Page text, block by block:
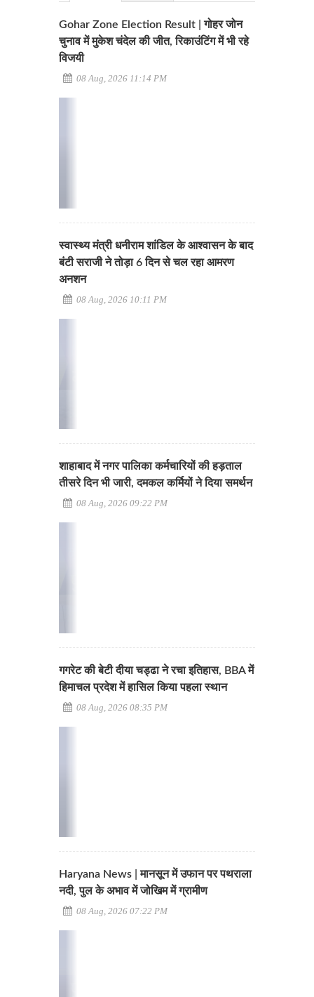
Gohar Zone Election Result | गोहर जोन
चुनाव में मुकेश चंदेल की जीत, रिकाउंटिंग में भी रहे
विजयी
08 Aug, 2026 11:14 PM
स्वास्थ्य मंत्री धनीराम शांडिल के आश्वासन के बाद
बंटी सराजी ने तोड़ा 6 दिन से चल रहा आमरण
अनशन
08 Aug, 2026 10:11 PM
शाहाबाद में नगर पालिका कर्मचारियों की हड़ताल
तीसरे दिन भी जारी, दमकल कर्मियों ने दिया समर्थन
08 Aug, 2026 09:22 PM
गगरेट की बेटी दीया चड्ढा ने रचा इतिहास, BBA में
हिमाचल प्रदेश में हासिल किया पहला स्थान
08 Aug, 2026 08:35 PM
Haryana News | मानसून में उफान पर पथराला
नदी, पुल के अभाव में जोखिम में ग्रामीण
08 Aug, 2026 07:22 PM